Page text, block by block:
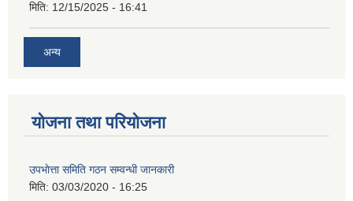
मिति: 12/15/2025 - 16:41
अन्य
योजना तथा परियोजना
उपभाेत्ता समिति गठन सम्वन्धी जानकारी
मिति: 03/03/2020 - 16:25